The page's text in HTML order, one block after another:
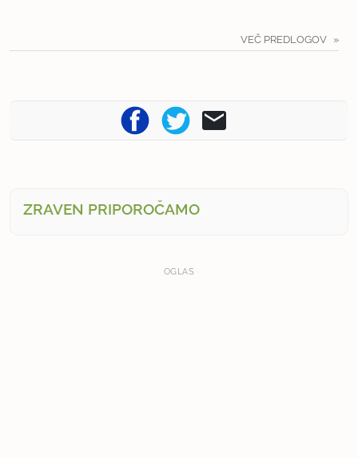
VEČ PREDLOGOV
ZRAVEN PRIPOROČAMO
OGLAS